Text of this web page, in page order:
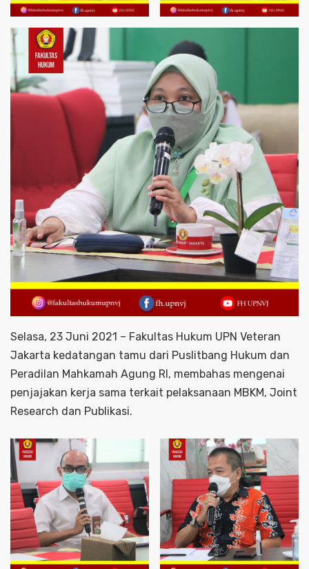
Selasa, 23 Juni 2021 – Fakultas Hukum UPN Veteran
Jakarta kedatangan tamu dari Puslitbang Hukum dan
Peradilan Mahkamah Agung RI, membahas mengenai
penjajakan kerja sama terkait pelaksanaan MBKM, Joint
Research dan Publikasi.